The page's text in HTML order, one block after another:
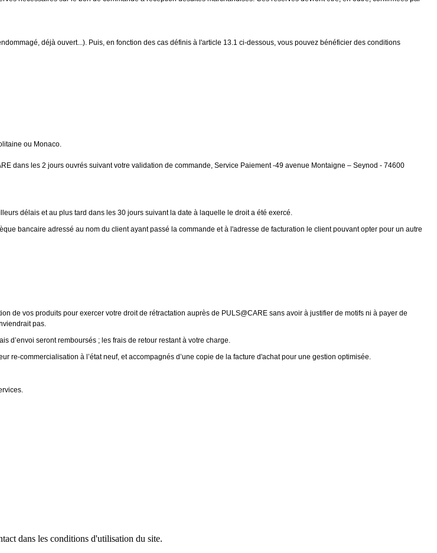
déjà ouvert...). Puis, en fonction des cas définis à l'article 13.1 ci-dessous, vous pouvez bénéficier des conditions
ou Monaco.
dans les 2 jours ouvrés suivant votre validation de commande, Service Paiement -49 avenue Montaigne – Seynod - 74600
délais et au plus tard dans les 30 jours suivant la date à laquelle le droit a été exercé.
bancaire adressé au nom du client ayant passé la commande et à l'adresse de facturation le client pouvant opter pour un autre
de vos produits pour exercer votre droit de rétractation auprès de PULS@CARE sans avoir à justifier de motifs ni à payer de
pas.
d’envoi seront remboursés ; les frais de retour restant à votre charge.
re-commercialisation à l’état neuf, et accompagnés d’une copie de la facture d'achat pour une gestion optimisée.
dans les conditions d'utilisation du site.